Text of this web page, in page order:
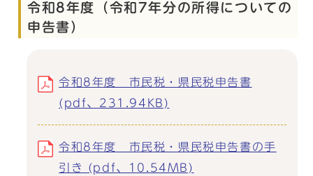
令和8年度（令和7年分の所得についての
申告書）
令和8年度 市民税・県民税申告書
(pdf、231.94KB)
令和8年度 市民税・県民税申告書の手
引き (pdf、10.54MB)